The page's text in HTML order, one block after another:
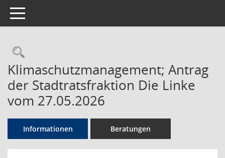
Toggle navigation
Rechercheauswahl
Klimaschutzmanagement; Antrag
der Stadtratsfraktion Die Linke
vom 27.05.2026
Informationen Beratungen